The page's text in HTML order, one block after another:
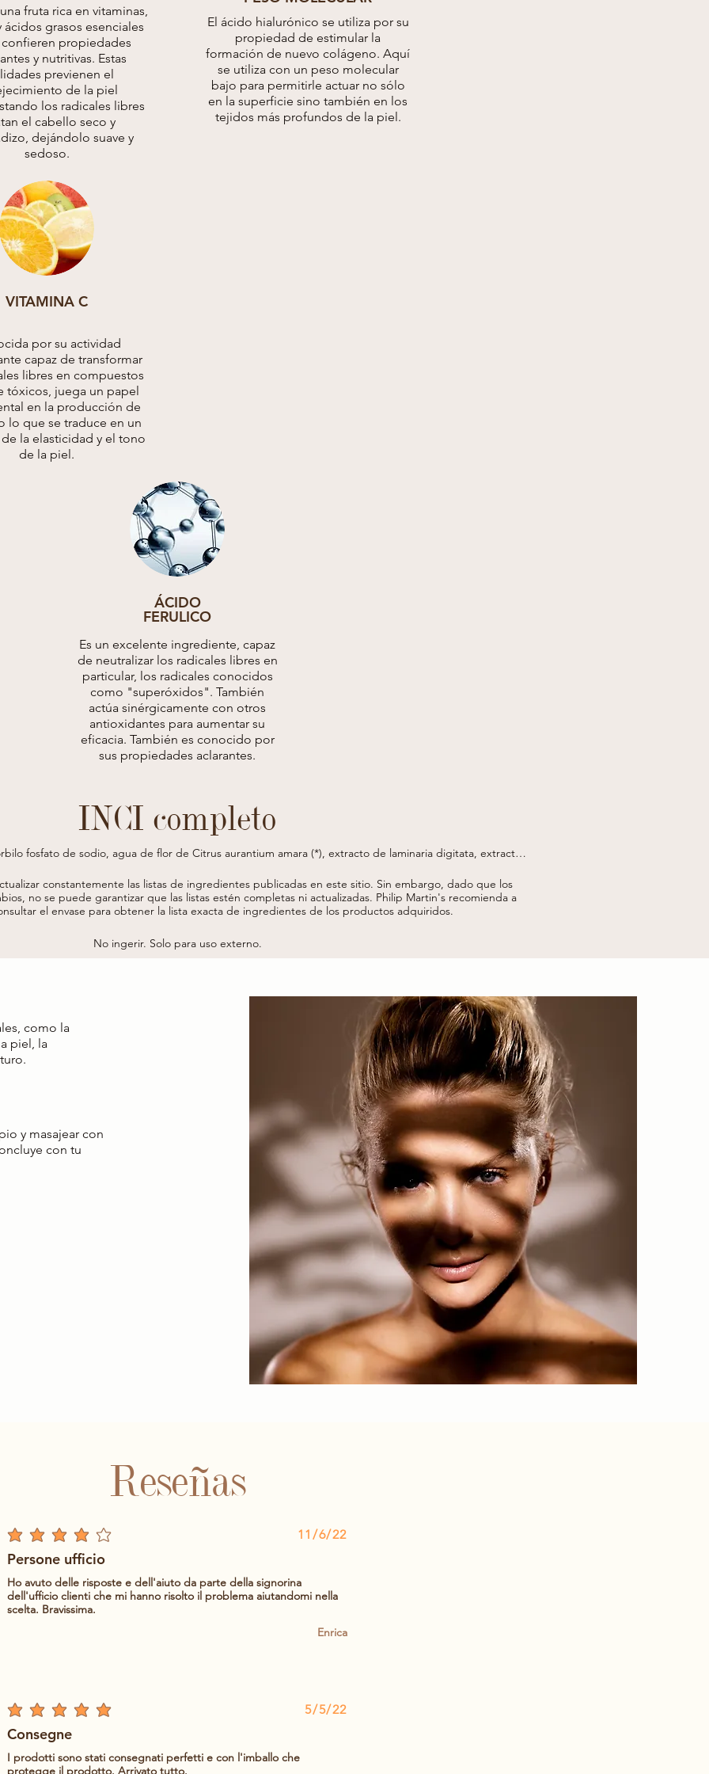
fruta rica en vitaminas,
grasos esenciales
propiedades
y nutritivas. Estas
previenen el
de la piel
los radicales libres
el cabello seco y
dejándolo suave y
sedoso.
VITAMINA C
por su actividad
capaz de transformar
libres en compuestos
tóxicos, juega un papel
en la producción de
lo que se traduce en un
la elasticidad y el tono
de la piel.
El ácido hialurónico se utiliza por su
propiedad de estimular la
formación de nuevo colágeno. Aquí
se utiliza con un peso molecular
bajo para permitirle actuar no sólo
en la superficie sino también en los
tejidos más profundos de la piel.
ÁCIDO
FERULICO
Es un excelente ingrediente, capaz
de neutralizar los radicales libres en
particular, los radicales conocidos
como "superóxidos". También
actúa sinérgicamente con otros
antioxidantes para aumentar su
eficacia. También es conocido por
sus propiedades aclarantes.
INCI completo
fosfato de sodio, agua de flor de Citrus aurantium amara (*), extracto de laminaria digitata, extracto
hidrolizado, hialuronato de sodio, maris aqua, goma xantana, perfume, etilhexilglicerina, isomerato de
poliglicerilo-4, diacetato de glutamato tetrasódico, alcohol bencílico, alcohol fenetílico.
* procedente de agricultura ecológica
constantemente las listas de ingredientes publicadas en este sitio. Sin embargo, dado que los
no se puede garantizar que las listas estén completas ni actualizadas. Philip Martin's recomienda a
el envase para obtener la lista exacta de ingredientes de los productos adquiridos.
No ingerir. Solo para uso externo.
como la
piel, la
y masajear con
con tu
Reseñas
la calificación promedio es 4 de 5 11/6/22
Persone ufficio
Ho avuto delle risposte e dell'aiuto da parte della signorina
dell'ufficio clienti che mi hanno risolto il problema aiutandomi nella
scelta. Bravissima.
Enrica
la calificación promedio es 5 de 5 5/5/22
Consegne
I prodotti sono stati consegnati perfetti e con l'imballo che
protegge il prodotto. Arrivato tutto.